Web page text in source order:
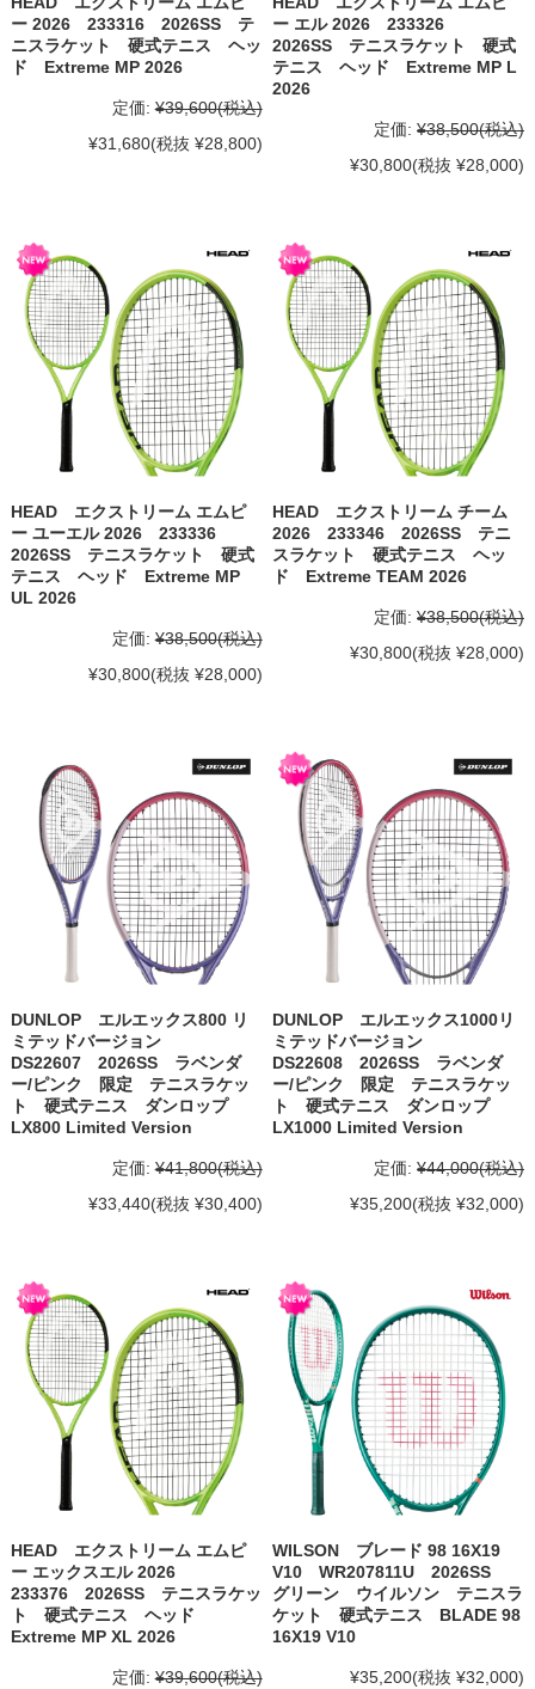
ー 2026 233316 2026SS テ
ニスラケット 硬式テニス ヘッ
ド Extreme MP 2026
定価: ¥39,600(税込)
¥31,680(税抜 ¥28,800)
ー エル 2026 233326
2026SS テニスラケット 硬式
テニス ヘッド Extreme MP L
2026
定価: ¥38,500(税込)
¥30,800(税抜 ¥28,000)
HEAD エクストリーム エムピ
ー ユーエル 2026 233336
2026SS テニスラケット 硬式
テニス ヘッド Extreme MP
UL 2026
定価: ¥38,500(税込)
¥30,800(税抜 ¥28,000)
HEAD エクストリーム チーム
2026 233346 2026SS テニ
スラケット 硬式テニス ヘッ
ド Extreme TEAM 2026
定価: ¥38,500(税込)
¥30,800(税抜 ¥28,000)
DUNLOP エルエックス800 リ
ミテッドバージョン
DS22607 2026SS ラベンダ
ー/ピンク 限定 テニスラケッ
ト 硬式テニス ダンロップ
LX800 Limited Version
定価: ¥41,800(税込)
¥33,440(税抜 ¥30,400)
DUNLOP エルエックス1000リ
ミテッドバージョン
DS22608 2026SS ラベンダ
ー/ピンク 限定 テニスラケッ
ト 硬式テニス ダンロップ
LX1000 Limited Version
定価: ¥44,000(税込)
¥35,200(税抜 ¥32,000)
HEAD エクストリーム エムピ
ー エックスエル 2026
233376 2026SS テニスラケッ
ト 硬式テニス ヘッド
Extreme MP XL 2026
定価: ¥39,600(税込)
WILSON ブレード 98 16X19
V10 WR207811U 2026SS
グリーン ウイルソン テニスラ
ケット 硬式テニス BLADE 98
16X19 V10
¥35,200(税抜 ¥32,000)